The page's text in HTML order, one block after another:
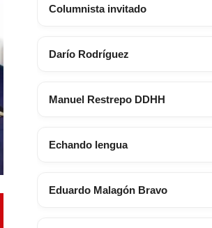
Columnista invitado
Darío Rodríguez
Manuel Restrepo DDHH
Echando lengua
Eduardo Malagón Bravo